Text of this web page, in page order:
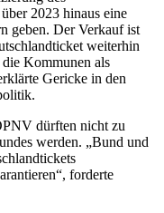
2023 hinaus eine
geben. Der Verkauf ist
weiterhin
Kommunen als
Gericke in den
dürften nicht zu
werden. „Bund und
forderte